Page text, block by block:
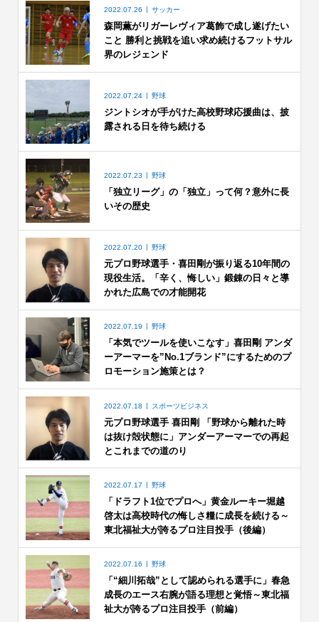
2022.07.26 サッカー
森岡薫がリガーレヴィア葛飾で成し遂げたい
こと 勝利と挑戦を追い求め続けるフットサル
界のレジェンド
2022.07.24 野球
ジントシオが手がけた高校野球応援曲は、披
露される日を待ち続ける
2022.07.23 野球
「独立リーグ」の「独立」って何？意外に長
いその歴史
2022.07.20 野球
元プロ野球選手・喜田剛が振り返る10年間の
現役生活。「辛く、悔しい」鍛錬の日々と導
かれた広島での才能開花
2022.07.19 野球
「本気でツールを使いこなす」喜田剛 アンダ
ーアーマーを”No.1ブランド”にするためのプ
ロモーション施策とは？
2022.07.18 スポーツビジネス
元プロ野球選手 喜田剛 「野球から離れた時
は抜け殻状態に」アンダーアーマーでの再起
とこれまでの道のり
2022.07.17 野球
「ドラフト1位でプロへ」黄金ルーキー堀越
啓太は高校時代の悔しさ糧に成長を続ける～
東北福祉大が誇るプロ注目投手（後編）
2022.07.16 野球
「“細川拓哉”として認められる選手に」春急
成長のエース右腕が語る理想と覚悟～東北福
祉大が誇るプロ注目投手（前編）